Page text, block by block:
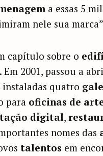
a essas 5
nele sua
capítulo sobre o
. Em 2001, passou a
quatro
para oficinas de
digital,
nomes das
talentos em